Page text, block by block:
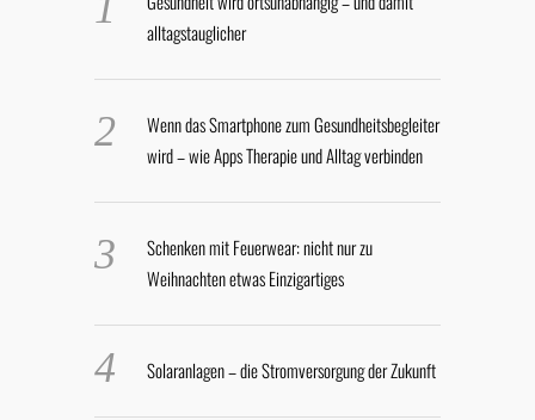
alltagstauglicher
Wenn das Smartphone zum Gesundheitsbegleiter
wird – wie Apps Therapie und Alltag verbinden
Schenken mit Feuerwear: nicht nur zu
Weihnachten etwas Einzigartiges
Solaranlagen – die Stromversorgung der Zukunft